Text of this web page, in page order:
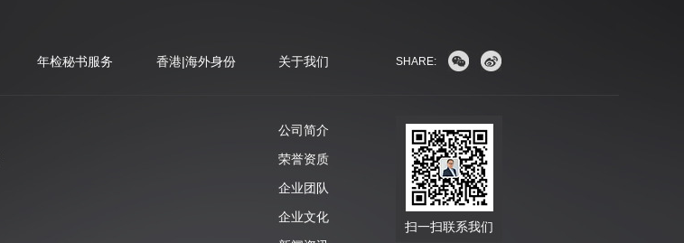
年检秘书服务 香港|海外身份 关于我们
公司简介
荣誉资质
企业团队
企业文化
SHARE:
扫一扫联系我们